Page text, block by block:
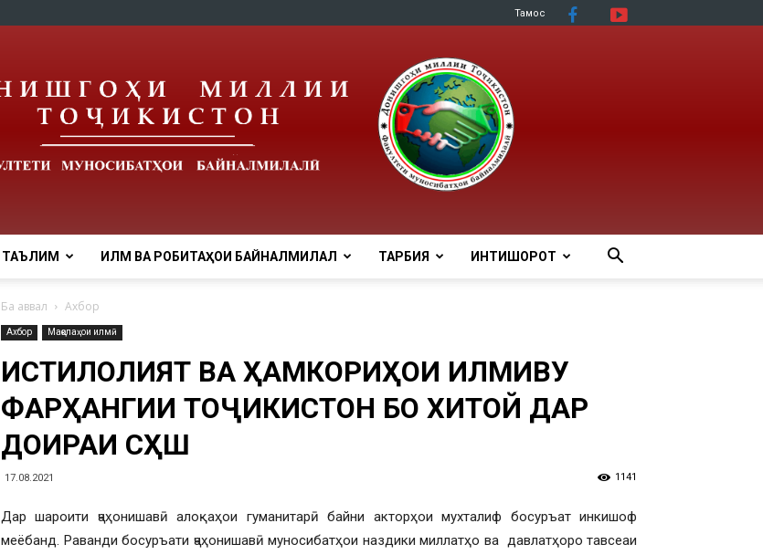
Тамос
ТАЪЛИМ ИЛМ ВА РОБИТАҲОИ БАЙНАЛМИЛАЛӢ ТАРБИЯ ИНТИШОРОТ
Ба аввал Ахбор
Ахбор Мақолаҳои илмӣ
ИСТИҚЛОЛИЯТ ВА ҲАМКОРИҲОИ ИЛМИВУ
ФАРҲАНГИИ ТОҶИКИСТОН БО ХИТОЙ ДАР
ДОИРАИ СҲШ
17.08.2021 1141
Дар шароити ҷаҳонишавӣ алоқаҳои гуманитарӣ байни акторҳои мухталиф босуръат инкишоф
меёбанд. Раванди босуръати ҷаҳонишавӣ муносибатҳои наздики миллатҳо ва давлатҳоро тавсеаи